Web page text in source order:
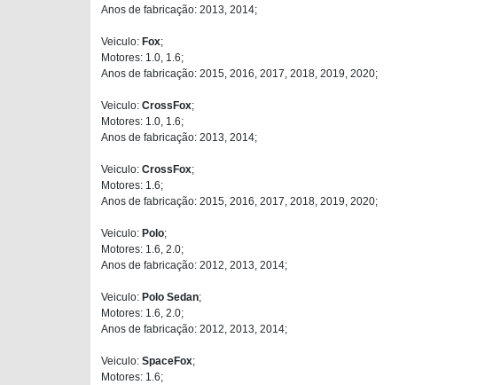
Anos de fabricação: 2013, 2014;
Veiculo: Fox;
Motores: 1.0, 1.6;
Anos de fabricação: 2015, 2016, 2017, 2018, 2019, 2020;
Veiculo: CrossFox;
Motores: 1.0, 1.6;
Anos de fabricação: 2013, 2014;
Veiculo: CrossFox;
Motores: 1.6;
Anos de fabricação: 2015, 2016, 2017, 2018, 2019, 2020;
Veiculo: Polo;
Motores: 1.6, 2.0;
Anos de fabricação: 2012, 2013, 2014;
Veiculo: Polo Sedan;
Motores: 1.6, 2.0;
Anos de fabricação: 2012, 2013, 2014;
Veiculo: SpaceFox;
Motores: 1.6;